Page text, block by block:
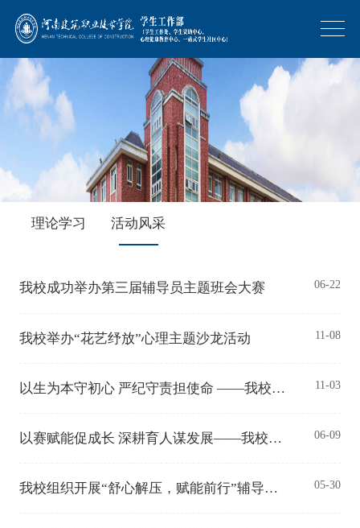
理论学习 活动风采
我校成功举办第三届辅导员主题班会大赛 06-22
我校举办“花艺纾放”心理主题沙龙活动 11-08
以生为本守初心 严纪守责担使命 ——我校举办辅导员“以生为本、严纪守责”主题沙龙 11-03
以赛赋能促成长 深耕育人谋发展——我校开展辅导员骨干团队专题沙龙 06-09
我校组织开展“舒心解压，赋能前行”辅导员心理团建活动 05-30